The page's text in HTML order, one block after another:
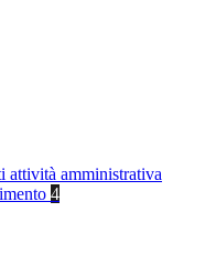
attività amministrativa
4